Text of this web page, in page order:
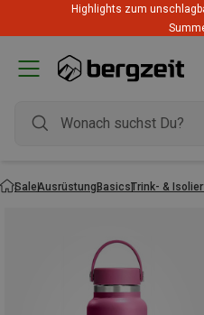
Highlights zum
SaleAusrüstungBasicsTrink- &